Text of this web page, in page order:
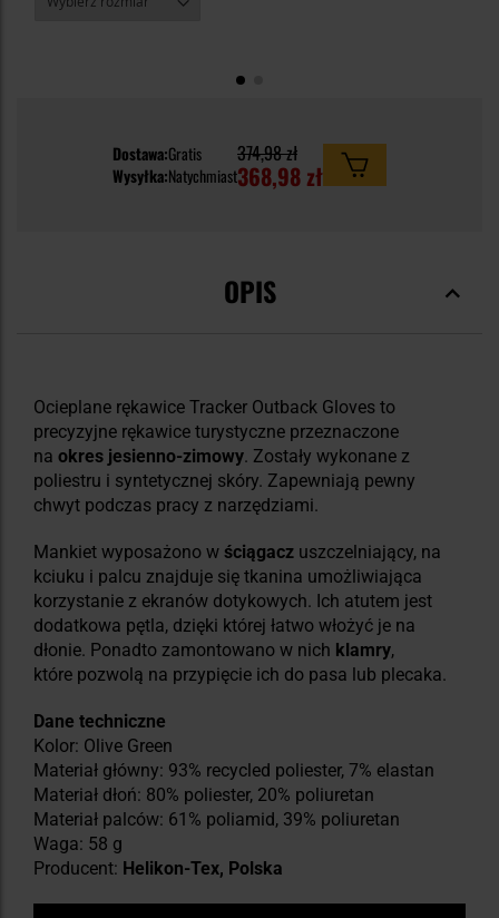
Dostawa:Gratis
Wysyłka:Natychmiast
374,98 zł
368,98 zł
OPIS
Ocieplane rękawice Tracker Outback Gloves to
precyzyjne rękawice turystyczne przeznaczone
na okres jesienno-zimowy. Zostały wykonane z
poliestru i syntetycznej skóry. Zapewniają pewny
chwyt podczas pracy z narzędziami.
Mankiet wyposażono w ściągacz uszczelniający, na
kciuku i palcu znajduje się tkanina umożliwiająca
korzystanie z ekranów dotykowych. Ich atutem jest
dodatkowa pętla, dzięki której łatwo włożyć je na
dłonie. Ponadto zamontowano w nich klamry,
które pozwolą na przypięcie ich do pasa lub plecaka.
Dane techniczne
Kolor: Olive Green
Materiał główny: 93% recycled poliester, 7% elastan
Materiał dłoń: 80% poliester, 20% poliuretan
Materiał palców: 61% poliamid, 39% poliuretan
Waga: 58 g
Producent: Helikon-Tex, Polska